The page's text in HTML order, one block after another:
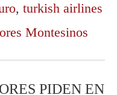
, turkish airlines
Montesinos
PIDEN EN